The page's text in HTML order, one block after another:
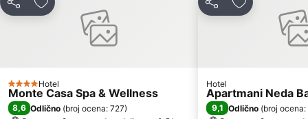
Kamenovo
Kopakabana
Kraljičina plaža
Drobni pijesak
Ćorovića
Deli Dodati u favorite
4 Zvezdice
Hotel
Monte Casa Spa & Wellness
8,6 Odlično (broj ocena: 727)
Deli Dodati u
Hotel
Apartmani Neda
9,1 Odlično (broj ocena: